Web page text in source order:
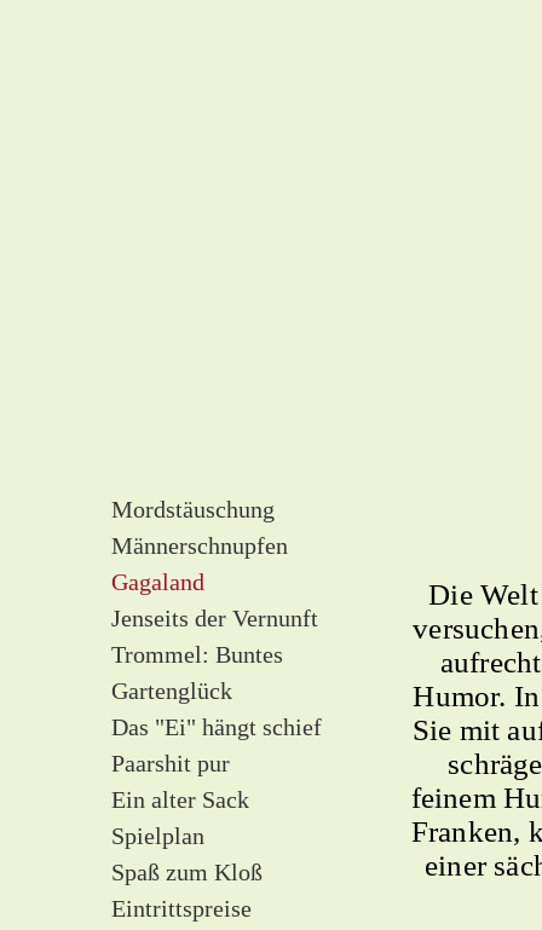
Mordstäuschung
Männerschnupfen
Gagaland
Jenseits der Vernunft
Trommel: Buntes
Gartenglück
Das "Ei" hängt schief
Paarshit pur
Ein alter Sack
Spielplan
Spaß zum Kloß
Eintrittspreise
Die
Humor.
Sie mit
feinem
Franken,
einer